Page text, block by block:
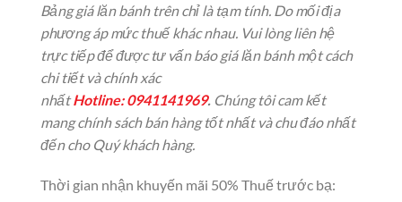
Bảng giá lăn bánh trên chỉ là tạm tính. Do mối địa
phương áp mức thuế khác nhau. Vui lòng liên hệ
trực tiếp để được tư vấn báo giá lăn bánh một cách
chi tiết và chính xác
nhấtHotline:0941141969. Chúng tôi cam kết
mang chính sách bán hàng tốt nhất và chu đáo nhất
đến cho Quý khách hàng.
Thời gian nhận khuyến mãi 50% Thuế trước bạ: